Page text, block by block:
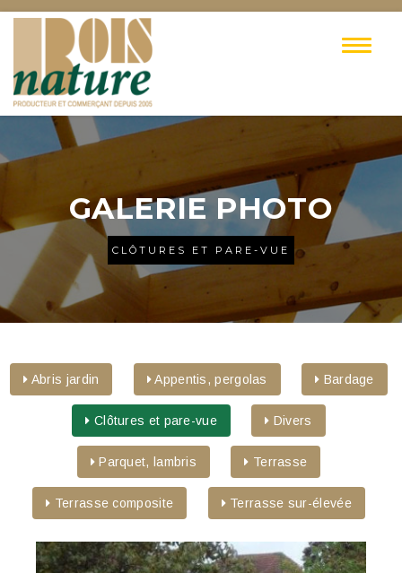
Toggle
GALERIE PHOTO
CLÔTURES ET PARE-VUE
Abris jardin Appentis, pergolas Bardage
Clôtures et pare-vue Divers
Parquet, lambris Terrasse
Terrasse composite Terrasse sur-élevée